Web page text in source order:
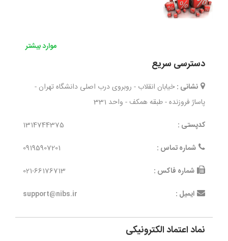
موارد بیشتر
دسترسی سریع
نشانی : خیابان انقلاب - روبروی درب اصلی دانشگاه تهران -
پاساژ فروزنده - طبقه همکف - واحد 331
کدپستی :
1314744375
شماره تماس :
09195907201
شماره فاکس :
021-66176713
ایمیل :
support@nibs.ir
نماد اعتماد الکترونیکی